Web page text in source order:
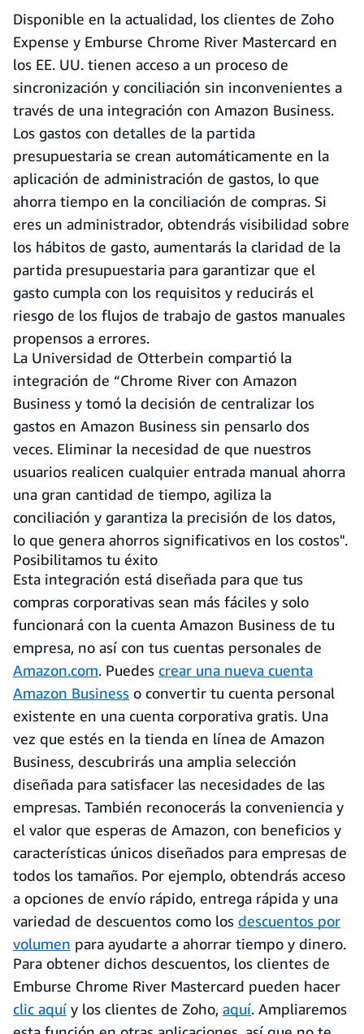
Disponible en la actualidad, los clientes de Zoho
Expense y Emburse Chrome River Mastercard en
los EE. UU. tienen acceso a un proceso de
sincronización y conciliación sin inconvenientes a
través de una integración con Amazon Business.
Los gastos con detalles de la partida
presupuestaria se crean automáticamente en la
aplicación de administración de gastos, lo que
ahorra tiempo en la conciliación de compras. Si
eres un administrador, obtendrás visibilidad sobre
los hábitos de gasto, aumentarás la claridad de la
partida presupuestaria para garantizar que el
gasto cumpla con los requisitos y reducirás el
riesgo de los flujos de trabajo de gastos manuales
propensos a errores.
La Universidad de Otterbein compartió la
integración de “Chrome River con Amazon
Business y tomó la decisión de centralizar los
gastos en Amazon Business sin pensarlo dos
veces. Eliminar la necesidad de que nuestros
usuarios realicen cualquier entrada manual ahorra
una gran cantidad de tiempo, agiliza la
conciliación y garantiza la precisión de los datos,
lo que genera ahorros significativos en los costos".
Posibilitamos tu éxito
Esta integración está diseñada para que tus
compras corporativas sean más fáciles y solo
funcionará con la cuenta Amazon Business de tu
empresa, no así con tus cuentas personales de
Amazon.com. Puedes crear una nueva cuenta
Amazon Business o convertir tu cuenta personal
existente en una cuenta corporativa gratis. Una
vez que estés en la tienda en línea de Amazon
Business, descubrirás una amplia selección
diseñada para satisfacer las necesidades de las
empresas. También reconocerás la conveniencia y
el valor que esperas de Amazon, con beneficios y
características únicos diseñados para empresas de
todos los tamaños. Por ejemplo, obtendrás acceso
a opciones de envío rápido, entrega rápida y una
variedad de descuentos como los descuentos por
volumen para ayudarte a ahorrar tiempo y dinero.
Para obtener dichos descuentos, los clientes de
Emburse Chrome River Mastercard pueden hacer
clic aquí y los clientes de Zoho, aquí. Ampliaremos